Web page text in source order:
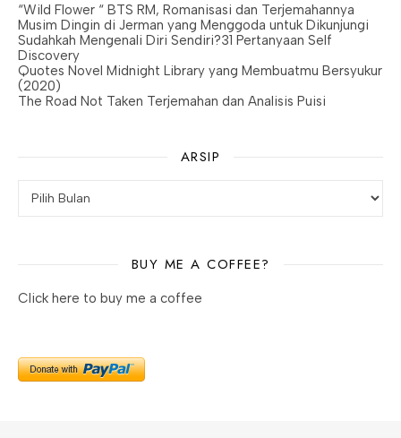
“Wild Flower “ BTS RM, Romanisasi dan Terjemahannya
Musim Dingin di Jerman yang Menggoda untuk Dikunjungi
Sudahkah Mengenali Diri Sendiri?31 Pertanyaan Self
Discovery
Quotes Novel Midnight Library yang Membuatmu Bersyukur
(2020)
The Road Not Taken Terjemahan dan Analisis Puisi
ARSIP
BUY ME A COFFEE?
Click here to buy me a coffee